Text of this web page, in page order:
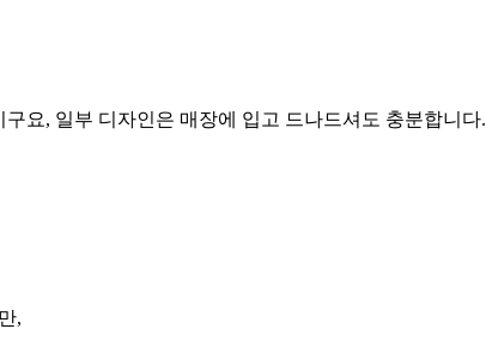
요, 일부 디자인은 매장에 입고 드나드셔도 충분합니다.
,